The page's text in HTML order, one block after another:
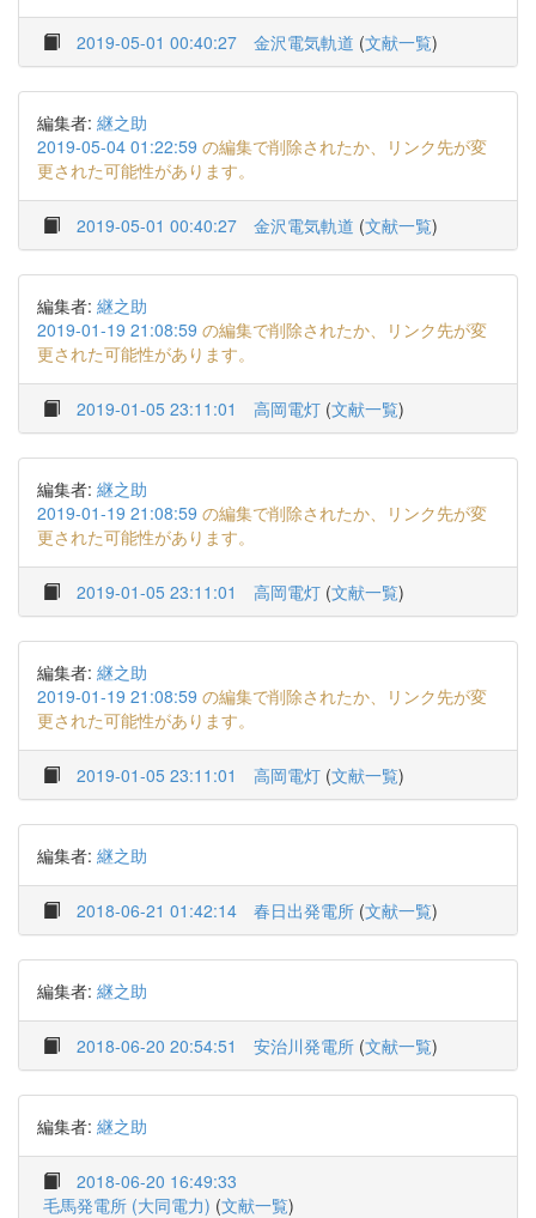
2019-05-01 00:40:27 金沢電気軌道 (文献一覧)
編集者: 継之助
2019-05-04 01:22:59 の編集で削除されたか、リンク先が変
更された可能性があります。
2019-05-01 00:40:27 金沢電気軌道 (文献一覧)
編集者: 継之助
2019-01-19 21:08:59 の編集で削除されたか、リンク先が変
更された可能性があります。
2019-01-05 23:11:01 高岡電灯 (文献一覧)
編集者: 継之助
2019-01-19 21:08:59 の編集で削除されたか、リンク先が変
更された可能性があります。
2019-01-05 23:11:01 高岡電灯 (文献一覧)
編集者: 継之助
2019-01-19 21:08:59 の編集で削除されたか、リンク先が変
更された可能性があります。
2019-01-05 23:11:01 高岡電灯 (文献一覧)
編集者: 継之助
2018-06-21 01:42:14 春日出発電所 (文献一覧)
編集者: 継之助
2018-06-20 20:54:51 安治川発電所 (文献一覧)
編集者: 継之助
2018-06-20 16:49:33
毛馬発電所 (大同電力) (文献一覧)